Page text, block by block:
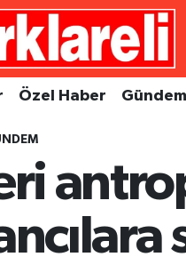
Özel Haber Gündem
Haritası
ve Fikstür